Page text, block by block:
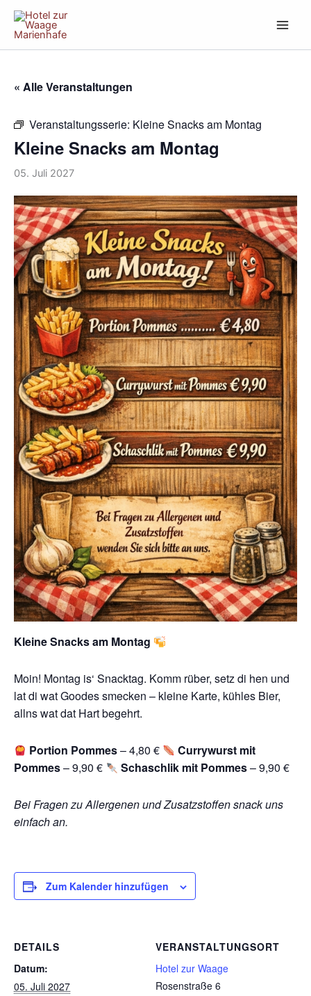
Zum
Inhalt
springen
« Alle Veranstaltungen
Veranstaltungsserie: Kleine Snacks am Montag
Kleine Snacks am Montag
05. Juli 2027
Kleine Snacks am Montag
Moin! Montag is‘ Snacktag. Komm rüber, setz di hen und
lat di wat Goodes smecken – kleine Karte, kühles Bier,
allns wat dat Hart begehrt.
Portion Pommes– 4,80 €
Currywurst mit
Pommes– 9,90 € Schaschlik mit Pommes– 9,90 €
Bei Fragen zu Allergenen und Zusatzstoffen snack uns
einfach an.
Zum Kalender hinzufügen
DETAILS
Datum:
05. Juli 2027
VERANSTALTUNGSORT
Hotel zur Waage
Rosenstraße 6